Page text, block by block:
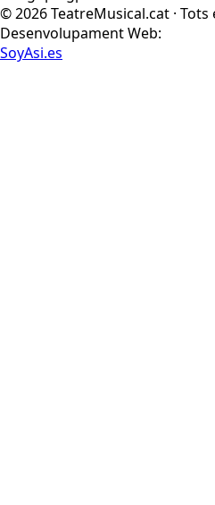
© 2026 TeatreMusical.cat ·
Desenvolupament Web:
SoyAsi.es